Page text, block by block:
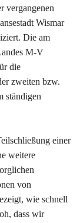
vergangenen
Wismar
Die am
M-V
die
zweiten bzw.
ständigen
einer
weitere
von
wie schnell
dass wir